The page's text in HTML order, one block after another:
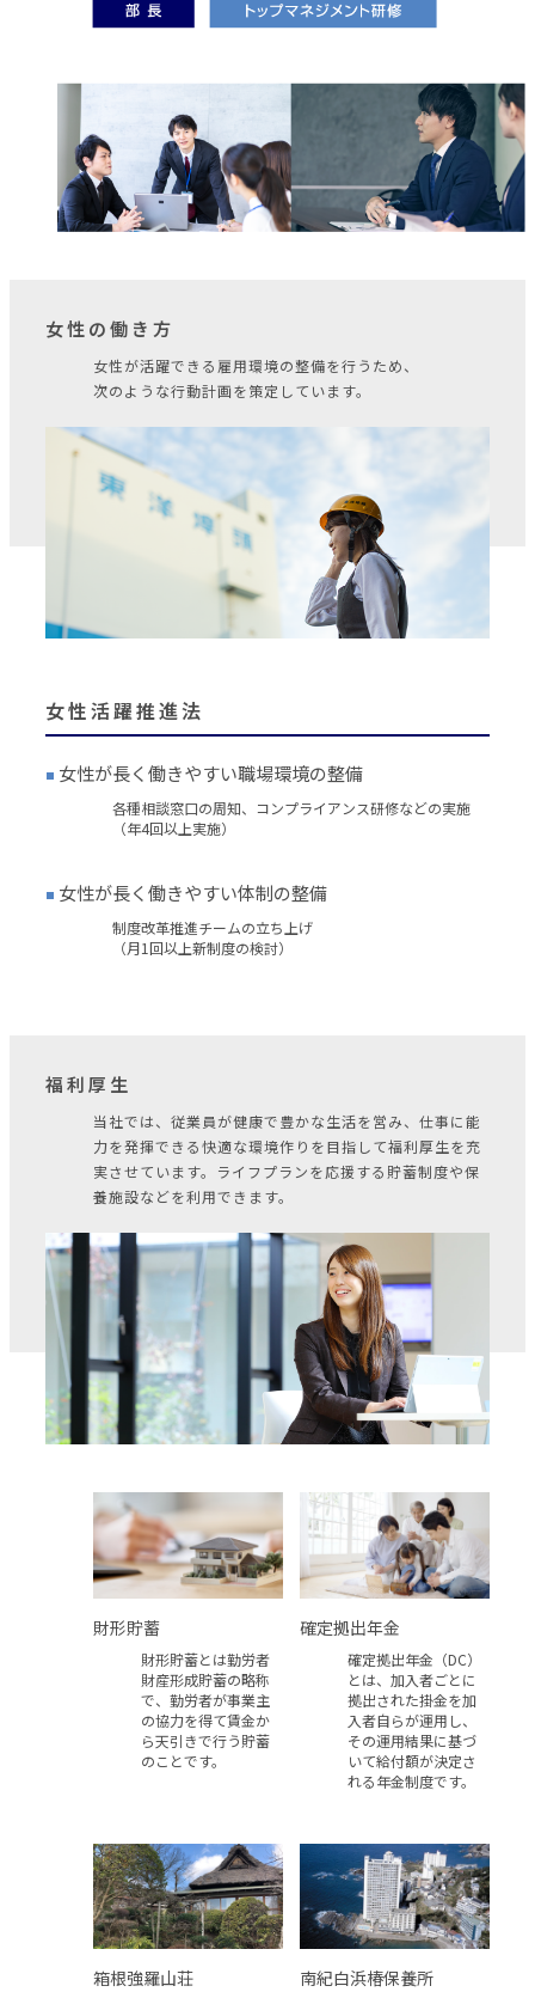
女性の働き方
女性が活躍できる雇用環境の整備を行うため、
次のような行動計画を策定しています。
女性活躍推進法
■ 女性が長く働きやすい職場環境の整備
各種相談窓口の周知、コンプライアンス研修などの実施
（年4回以上実施）
■ 女性が長く働きやすい体制の整備
制度改革推進チームの立ち上げ
（月1回以上新制度の検討）
福利厚生
当社では、従業員が健康で豊かな生活を営み、仕事に能
力を発揮できる快適な環境作りを目指して福利厚生を充
実させています。ライフプランを応援する貯蓄制度や保
養施設などを利用できます。
財形貯蓄
財形貯蓄とは勤労者
財産形成貯蓄の略称
で、勤労者が事業主
の協力を得て賃金か
ら天引きで行う貯蓄
のことです。
確定拠出年金
確定拠出年金（DC）
とは、加入者ごとに
拠出された掛金を加
入者自らが運用し、
その運用結果に基づ
いて給付額が決定さ
れる年金制度です。
箱根強羅山荘 南紀白浜椿保養所